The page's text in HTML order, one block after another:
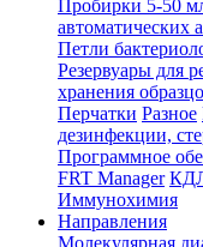
Пробирки 5-50
автоматических
Петли
Резервуары для
хранения
Перчатки Разное
дезинфекции,
Программное
FRT Manager
Иммунохимия
Направления
Молекулярная